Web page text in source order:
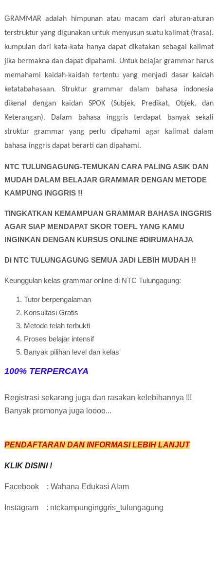
GRAMMAR adalah himpunan atau macam dari aturan-aturan
terstruktur yang digunakan untuk menyusun suatu kalimat (frasa).
kumpulan dari kata-kata hanya dapat dikatakan sebagai kalimat
jika bermakna dan dapat dipahami. Untuk belajar grammar harus
memahami kaidah-kaidah tertentu yang menjadi dasar kaidah
ketatabahasaan. Struktur grammar dalam bahasa indonesia
dikenal dengan kaidan SPOK (Subjek, Predikat, Objek, dan
Keterangan). Dalam bahasa inggris terdapat banyak sekali
struktur grammar yang perlu dipahami agar kalimat dalam
bahasa inggris dapat berarti dan dipahami.
NTC TULUNGAGUNG-TEMUKAN CARA PALING ASIK DAN
MUDAH DALAM BELAJAR GRAMMAR DENGAN METODE
KAMPUNG INGGRIS !!
TINGKATKAN KEMAMPUAN GRAMMAR BAHASA INGGRIS
AGAR SIAP MENDAPAT SKOR TOEFL YANG KAMU
INGINKAN DENGAN KURSUS ONLINE #DIRUMAHAJA
DI NTC TULUNGAGUNG SEMUA JADI LEBIH MUDAH !!
Keunggulan kelas grammar online di NTC Tulungagung:
Tutor berpengalaman
Konsultasi Gratis
Metode telah terbukti
Proses belajar intensif
Banyak pilihan level dan kelas
100% TERPERCAYA
Registrasi sekarang juga dan rasakan kelebihannya !!!
Banyak promonya juga loooo...
PENDAFTARAN DAN INFORMASI LEBIH LANJUT
KLIK DISINI !
Facebook: Wahana Edukasi Alam
Instagram: ntckampunginggris_tulungagung